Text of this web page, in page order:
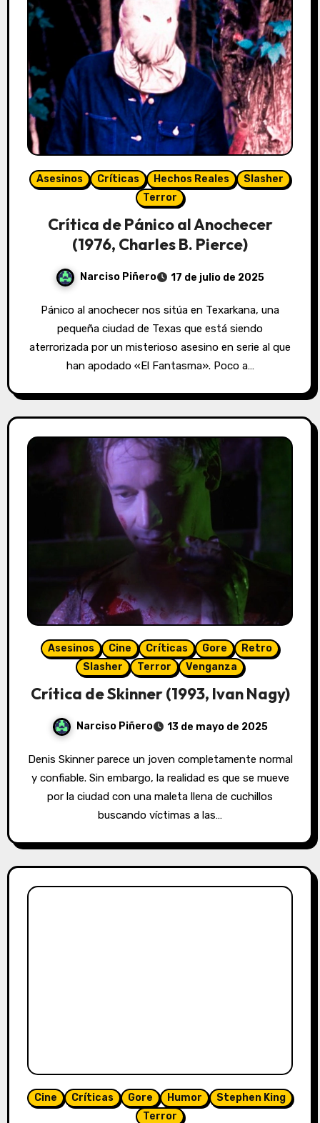
Asesinos Críticas Hechos Reales
Slasher
Terror
Crítica de Pánico al Anochecer
(1976, Charles B. Pierce)
Narciso Piñero 17 de julio de 2025
Pánico al anochecer nos sitúa en Texarkana, una
pequeña ciudad de Texas que está siendo
aterrorizada por un misterioso asesino en serie al que
han apodado «El Fantasma». Poco a…
Asesinos Cine Críticas Gore
Retro
Slasher
Terror Venganza
Crítica de Skinner (1993, Ivan Nagy)
Narciso Piñero 13 de mayo de 2025
Denis Skinner parece un joven completamente normal
y confiable. Sin embargo, la realidad es que se mueve
por la ciudad con una maleta llena de cuchillos
buscando víctimas a las…
Cine Críticas Gore Humor
Stephen King
Terror